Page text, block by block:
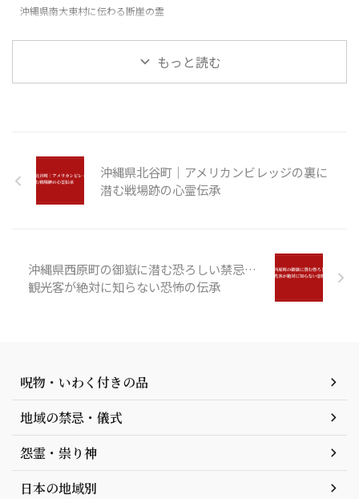
沖縄県南大東村に伝わる断崖の霊
もっと読む
沖縄県北谷町｜アメリカンビレッジの裏に
潜む戦場跡の心霊伝承
沖縄県西原町の御嶽に潜む恐ろしい禁忌…
観光客が絶対に知らない恐怖の伝承
呪物・いわく付きの品
地域の禁忌・儀式
怨霊・祟り神
日本の地域別